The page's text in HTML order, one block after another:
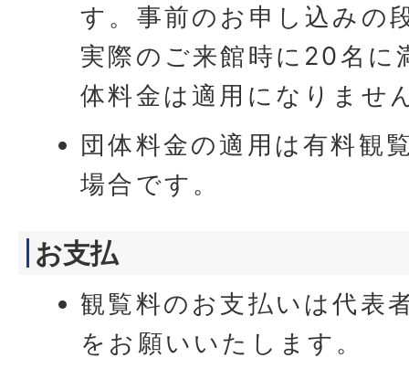
す。事前のお申し込みの
実際のご来館時に20名に
体料金は適用になりませ
団体料金の適用は有料観
場合です。
お支払
観覧料のお支払いは代表
をお願いいたします。